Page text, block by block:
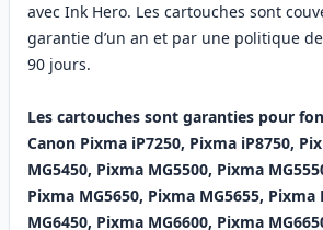
avec Ink Hero. Les cartouches sont
garantie d’un an et par une politique
90 jours.
Les cartouches sont garanties pour
Canon Pixma iP7250, Pixma iP8750,
MG5450, Pixma MG5500, Pixma
Pixma MG5650, Pixma MG5655, Pixma
MG6450, Pixma MG6600, Pixma